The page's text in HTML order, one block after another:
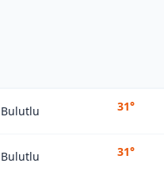
Bulutlu 31°
Bulutlu 31°